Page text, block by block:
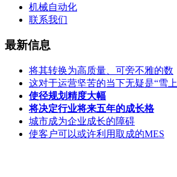
机械自动化
联系我们
最新信息
将其转换为高质量、可旁不雅的数
这对于运营坚苦的当下无疑是“雪上
使径规划精度大幅
将决定行业将来五年的成长格
城市成为企业成长的障碍
使客户可以或许利用取成的MES